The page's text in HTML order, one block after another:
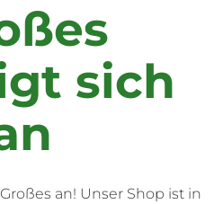
sich
an! Unser Shop ist in